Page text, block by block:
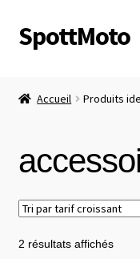
Aller
à
navigation
Aller
au
SpottMoto
Calendrier
Catégories
Emplacements
Accueil Produits
2 résultats affichésTrié